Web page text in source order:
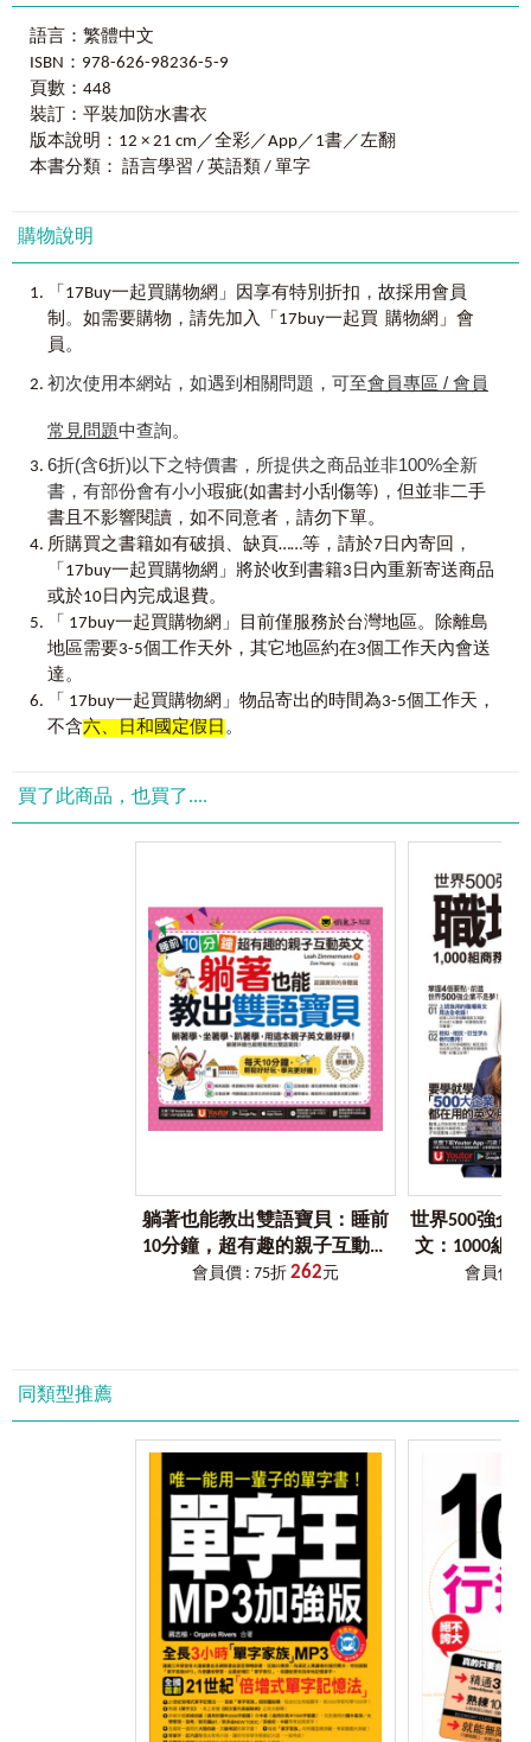
【使用說明】
跟著以下6步驟，
啟用左右腦潛能，超高效背單字！
①首創6種單字記憶法
●同字首：winter（冬天）←(首)→
●同字尾： king （國王）←(尾)→ ing （唱歌）
● 字中字： all（所有的）←(中)→ball
（球）
● 近似字： un ch （午餐）←(近)→ m
②視覺聯想
溜」：
● His c
atis fat. （他的貓很胖。）
記憶法：利用相同字尾「
● His chicken is sick. （他的雞生病了。）
病）。
● It iswindy in winter. （在冬天風很大。）
記憶法：利用同字首「win-」來記憶windy（多風的）與
winter（冬天）。
利用每一則例句的韻腳來記憶單字，連結腦海中的有趣圖
像，將單字納入長期記憶中，保證讓你一看到英文單字就會
唸，重要時刻再也不詞窮！
③單字 ╳ 插圖 ╳ 例句
本書每一頁特別以「
現
」的方式設計，完全結合人類左腦掌管語言區、右腦具有
圖像化機能的特性，並運用左右腦不同的學習方式及系統化
④擴增衍生字 ╳ 秒殺單字量
善用6種單字記憶法，從2,000個單字推至20,000個單字，每
╳ 常考星號標示
熟能生巧讓英文學習更臻完美，貼心設計一款專屬的學習紀
，讓讀者可以仔細記錄下每一次的預習和複習。每一個
單字皆標註常用及常考星號，星號愈多表示測驗中出現的機
率愈大，要花時間將它們通通記在腦海中！
會讀也要會聽！跟著美籍老師鍛鍊道地「英語耳」
本書所有單字附有中英文音檔，其中英文音檔由美籍老師錄
製，發音保證道地！只需用手機下載「Youtor App」並掃描書
中QR Code，走到哪裡都有老師念給你聽！要學就學最正統的
※本書未提供光碟燒錄及音檔下載服務。
［VRP虛擬點讀筆介紹］
2.為什麼會有「VRP虛擬點讀筆」？
總是要拿出已經很少在用的CD播放器或利用電腦，又或是轉存
坊間當然也有推出「點讀筆」來改善此種學習上的不方便，但
是一支筆加一本書往往就要二、三千元，且各家點讀筆又不相
容，CP值真的很低。
後來雖然有了利用QR Code掃描下載檔案至手機來聽取音檔的方
式，但手機不僅必須要一直處在上網的狀態，且從掃描到聽取
音檔的時間往往要花個5秒以上，很令人氣結。
因此，我們為了同時解決讀者以上三種困擾，特別領先全球開
發了「VRP虛擬點讀筆」，並獲得專利，希望這個輔助學習的
工具，能讓讀者不僅不用再額外花錢，且使用率和相容性也是
Topic 24 Weather & nature 天氣 & 大自然
Topic 25 Geographical terms 地理詞彙
Topic 26 Animals & insects 動物 & 昆蟲
Topic 27 Articles & determiners 冠詞 & 限定詞
Topic 28 Pronouns & reflexives 代名詞 & 反身詞
Topic 29 Wh-words Wh-字彙
Topic 30 Be & auxiliaries Be動詞 & 助動詞
Topic 31 Prepositions 介系詞
Topic 33 Interjections 感歎詞
Topic 34 Other nouns 其他名詞
Topic 36 Other adjectives 其他形容詞
Topic 37 Other adverbs 其他副詞
此章內容的單字符合教育部公布之「國中小常用進階800單
Topic 1 People 人物
Topic 2 Personal characteristics 個性 & 特徵
Topic 3 Part of body 身體部位
Topic 4 Health 健康
Topic 5 Form of address 稱謂
Topic 6 Family 家庭
Topic 7 Time 時間
Topic 8 Money 貨幣
Topic 9 Food & drink 食物 & 飲品
Topic 10 Tableware 餐具
Topic 11 Clothing & accessories 服裝 & 飾品
Topic 12 Color 顏色
Topic 15 School 校園
Topic 17 Transportation 大眾運輸
Topic 20 Holidays & festivals 假期 & 節慶
Topic 21 Occupations 職業
Topic 22 Weather & nature 天氣 & 大自然
Topic 23 Geographical terms 地理詞彙
Topic 24 Animals & insects 動物 & 昆蟲
Topic 25 Pronouns & reflexives 代名詞 & 反身詞
Topic 26 Wh-words Wh-字彙
Topic 27 Prepositions 介系詞
Topic 28 Conjunctions 連接詞
Topic 29 Other nouns 其他名詞
Topic 32 Other adverbs 其他副詞
有獨具的特徵；例如：有單字藏在裡面（【busy－忙碌】裡
面藏著一台公車【bus】）、或者它的長相和別的單字很類似
（【king－國王】和【sing
字記憶法」，將相近或相似的字彙一併納入腦中的單字群，
與有趣的插畫和「相似音順口溜」的英文例句做連結，讓讀
者的字彙量由2,000快速提升至7,000甚至20,000單字；當你
覺得某個單字很熟悉，而且又覺得它很有趣的同時，那麼它
《用左右腦全圖解背
育部審核通過之「國中必背1,200字詞」與「國中小常用進階
800單字」，適用於英語程度初／中級者、全民英檢初／中
級、國中基本學測、國中會考、國中小學學生／家長；並特
別邀請專業外籍名師錄製2,000單字及其衍生字彙，相關字彙
的中英文全收錄，本次改版為虛擬點讀筆版，更只需用手機
中的「Youtor App」掃描就能聽取音檔，方便讀者利用零碎的
讀筆版】》能帶領讀者拋開過去舊式的英文學習模式，從學
習英文中發掘更多樂趣、激發更多元的學習潛能；讓英文不
單單只是一種語言工具，而是一扇通往國際的世界之窗。
李鈺秋
語言：繁體中文
ISBN：978-626-98236-5-9
頁數：448
裝訂：平裝加防水書衣
版本說明：12 × 21 cm／全彩／App／1書／左翻
本書分類： 語言學習 / 英語類 / 單字
購物說明
「17Buy一起買購物網」因享有特別折扣 ， 故採用會員
制 。 如需要購物 ， 請先加入「17buy一起買 購物網」會
員。
初次使用本網站，如遇到相關問題，可至會員專區 / 會員
常見問題中查詢。
6折(含6折)以下之特價書，所提供之商品並非100%全新
書，有部份會有小小瑕疵(如書封小刮傷等) ， 但並非二手
書且不影響閱讀 ， 如不同意者 ， 請勿下單。
所購買之書籍如有破損、缺頁……等，請於7日內寄回 ，
「17buy一起買購物網」將於收到書籍3日內重新寄送商品
或於10日內完成退費。
「 17buy一起買購物網」目前僅服務於台灣地區。除離島
地區需要3-5個工作天外，其它地區約在3個工作天內會送
達。
「 17buy一起買購物網」物品寄出的時間為3-5個工作天，
不含六、日和國定假日 。
買了此商品，也買了....
躺著也能教出雙語寶貝：睡前
10分鐘，超有趣的親子互動英
文【認識寶貝的身體篇】（附
會員價 : 75折 262元
世界500強企
文：1000組
詞彙＆片語
會員價 :
同類型推薦